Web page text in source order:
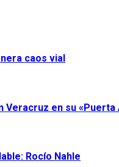
caos vial
en su «Puerta
Rocío Nahle